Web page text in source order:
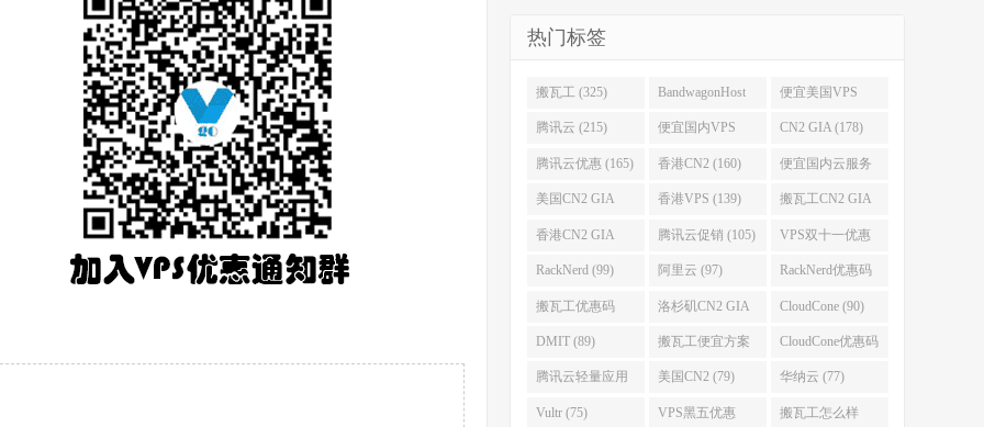
热门标签
搬瓦工 (325) BandwagonHost
(223)
便宜美国VPS
(222)
腾讯云 (215) 便宜国内VPS
(184)
CN2 GIA (178)
腾讯云优惠 (165) 香港CN2 (160) 便宜国内云服务
器 (152)
美国CN2 GIA
(141)
香港VPS (139) 搬瓦工CN2 GIA
(118)
香港CN2 GIA
(111)
腾讯云促销 (105) VPS双十一优惠
(102)
RackNerd (99) 阿里云 (97) RackNerd优惠码
(93)
搬瓦工优惠码
(92)
洛杉矶CN2 GIA
(92)
CloudCone (90)
DMIT (89) 搬瓦工便宜方案
(86)
CloudCone优惠码
(82)
腾讯云轻量应用
服务器 (82)
美国CN2 (79) 华纳云 (77)
Vultr (75) VPS黑五优惠 搬瓦工怎么样